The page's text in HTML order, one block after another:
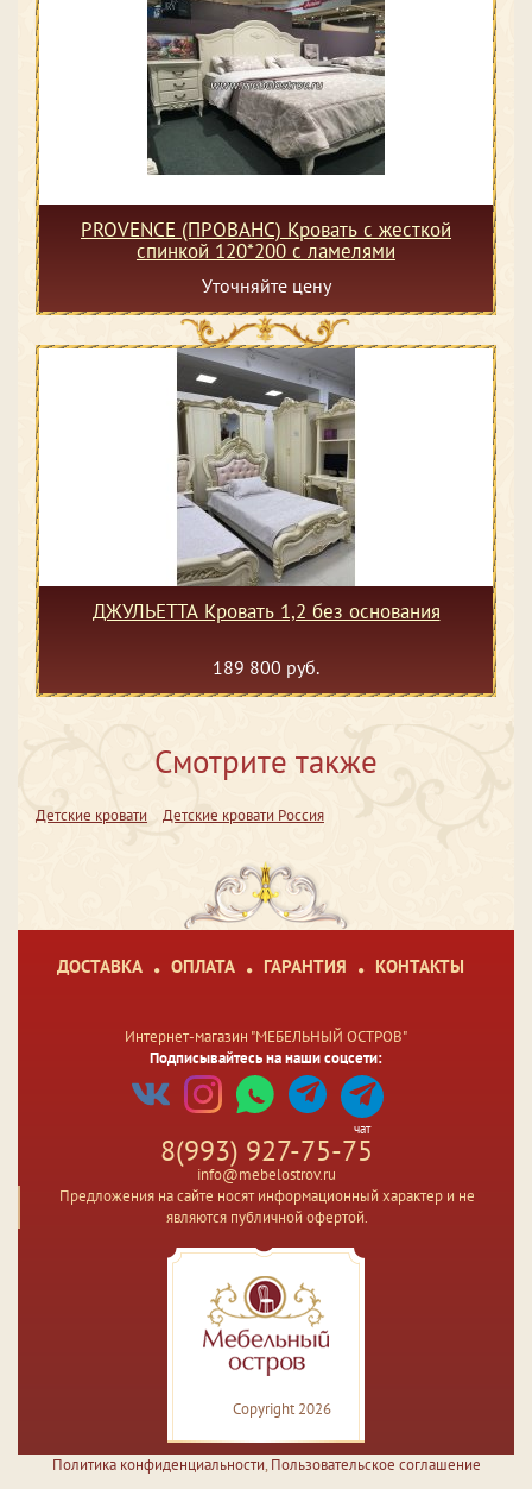
PROVENCE (ПРОВАНС) Кровать с жесткой
спинкой 120*200 с ламелями
Уточняйте цену
ДЖУЛЬЕТТА Кровать 1,2 без основания
189 800 руб.
Смотрите также
Детские кровати Детские кровати Россия
ДОСТАВКА ОПЛАТА ГАРАНТИЯ КОНТАКТЫ
Интернет-магазин "МЕБЕЛЬНЫЙ ОСТРОВ"
Подписывайтесь на наши соцсети:
чат
8(993) 927-75-75
info@mebelostrov.ru
Предложения на сайте носят информационный характер и не
являются публичной офертой.
Copyright 2026
Политика конфиденциальности, Пользовательское соглашение